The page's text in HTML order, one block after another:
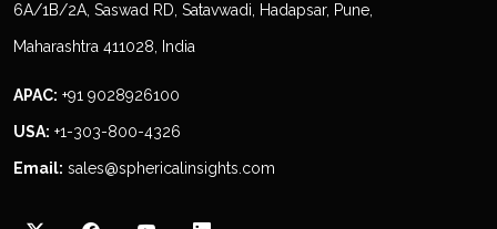
6A/1B/2A, Saswad RD, Satavwadi, Hadapsar, Pune,
Maharashtra 411028, India
APAC: +91 9028926100
USA: +1-303-800-4326
Email: sales@sphericalinsights.com